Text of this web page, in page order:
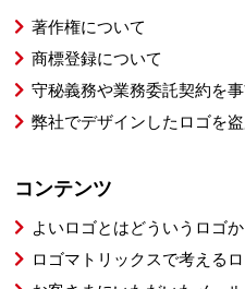
著作権について
商標登録について
守秘義務や業務委託契約を
弊社でデザインしたロゴを
コンテンツ
よいロゴとはどういうロゴか
ロゴマトリックスで考える